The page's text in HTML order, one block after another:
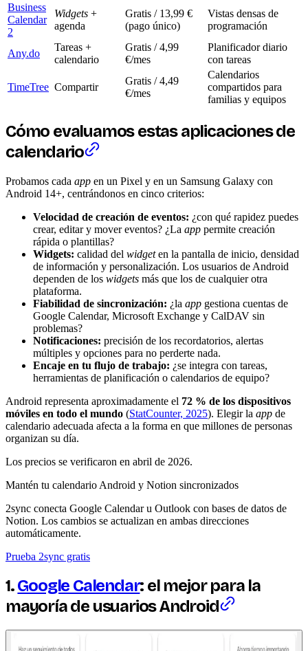
Business
Calendar
2
Widgets +
agenda
Gratis / 13,99 €
(pago único)
Vistas densas de
programación
Any.do
Tareas +
calendario
Gratis / 4,99
€/mes
Planificador diario
con tareas
TimeTree Compartir
Gratis / 4,49
€/mes
Calendarios
compartidos para
familias y equipos
Cómo evaluamos estas aplicaciones de
calendario
Probamos cada app en un Pixel y en un Samsung Galaxy con
Android 14+, centrándonos en cinco criterios:
Velocidad de creación de eventos: ¿con qué rapidez puedes
crear, editar y mover eventos? ¿La app permite creación
rápida o plantillas?
Widgets: calidad del widgeten la pantalla de inicio, densidad
de información y personalización. Los usuarios de Android
dependen de los widgets más que los de cualquier otra
plataforma.
Fiabilidad de sincronización: ¿la app gestiona cuentas de
Google Calendar, Microsoft Exchange y CalDAV sin
problemas?
Notificaciones: precisión de los recordatorios, alertas
múltiples y opciones para no perderte nada.
Encaje en tu flujo de trabajo: ¿se integra con tareas,
herramientas de planificación o calendarios de equipo?
Android representa aproximadamente el 72 % de los dispositivos
móviles en todo el mundo (StatCounter, 2025). Elegir la app de
calendario adecuada afecta a la forma en que millones de personas
organizan su día.
Los precios se verificaron en abril de 2026.
Mantén tu calendario Android y Notion sincronizados
2sync conecta Google Calendar u Outlook con bases de datos de
Notion. Los cambios se actualizan en ambas direcciones
automáticamente.
Prueba 2sync gratis
1.Google Calendar: el mejor para la
mayoría de usuarios Android